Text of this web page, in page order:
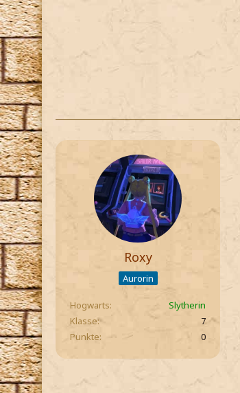
Roxy
Aurorin
Hogwarts
Slytherin
Klasse
7
Punkte
0